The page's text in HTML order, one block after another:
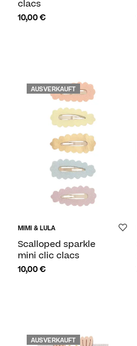
clacs
10,00€
AUSVERKAUFT
MIMI & LULA
Scalloped sparkle
mini clic clacs
10,00€
AUSVERKAUFT